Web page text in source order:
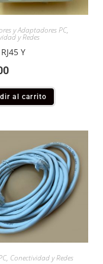
y Adaptadores PC,
y Redes
Y
al carrito
, Conectividad y Redes